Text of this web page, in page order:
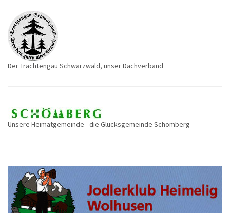
Der Trachtengau Schwarzwald, unser Dachverband
Unsere Heimatgemeinde - die Glücksgemeinde Schömberg